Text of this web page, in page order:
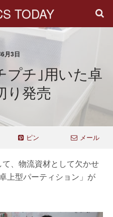
TODAY
月3日
プチ｣用いた卓
り発売
ピン メール
、物流資材として欠かせ
上型パーティション」が